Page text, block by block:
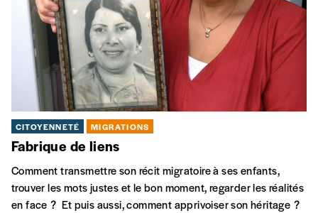
CITOYENNETÉ MIGRATIONS
Fabrique de liens
Comment transmettre son récit migratoire à ses enfants,
trouver les mots justes et le bon moment, regarder les réalités
en face ? Et puis aussi, comment apprivoiser son héritage ?